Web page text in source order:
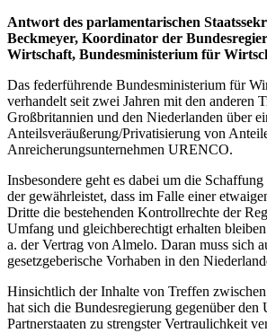
Antwort des parlamentarischen
Beckmeyer, Koordinator der
Wirtschaft, Bundesministerium für
Das federführende Bundesministerium für
verhandelt seit zwei Jahren mit den anderen
Großbritannien und den Niederlanden über
Anteilsveräußerung/Privatisierung von
Anreicherungsunternehmen URENCO.
Insbesondere geht es dabei um die Schaffung
der gewährleistet, dass im Falle einer
Dritte die bestehenden Kontrollrechte der
Umfang und gleichberechtigt erhalten
a. der Vertrag von Almelo. Daran muss sich
gesetzgeberische Vorhaben in den
Hinsichtlich der Inhalte von Treffen zwischen
hat sich die Bundesregierung gegenüber
Partnerstaaten zu strengster Vertraulichkeit